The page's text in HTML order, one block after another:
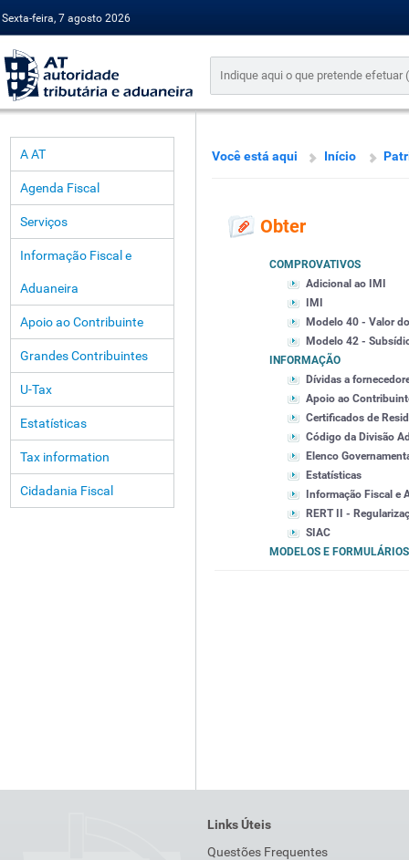
Sexta-feira, 7 agosto 2026
A AT
Agenda Fiscal
Serviços
Informação Fiscal e
Aduaneira
Apoio ao Contribuinte
Grandes Contribuintes
U-Tax
Estatísticas
Tax information
Cidadania Fiscal
Você está aqui Início
Obter
COMPROVATIVOS
Adicional ao IMI
IMI
Modelo 40 - Valor
Modelo 42 -
INFORMAÇÃO
Dívidas a
Apoio ao
Certificados de
Código da Divisão
Elenco
Estatísticas
Informação Fiscal e
RERT II -
SIAC
MODELOS E FORMULÁRIOS
Links Úteis
Questões Frequentes